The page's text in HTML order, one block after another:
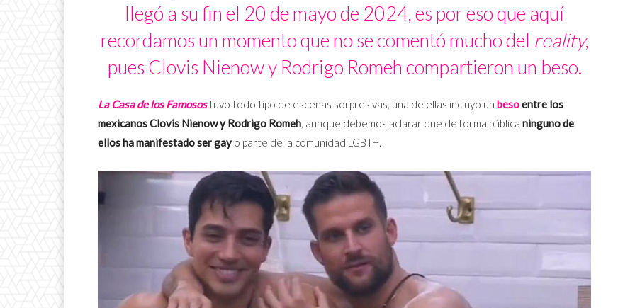
llegó a su fin el 20 de mayo de 2024, es por eso que aquí
recordamos un momento que no se comentó mucho del reality,
pues Clovis Nienow y Rodrigo Romeh compartieron un beso.
La Casa de los Famosostuvo todo tipo de escenas sorpresivas, una de ellas incluyó un besoentre los
mexicanos Clovis Nienow y Rodrigo Romeh, aunque debemos aclarar que de forma pública ninguno de
ellos ha manifestado ser gayo parte de la comunidad LGBT+.